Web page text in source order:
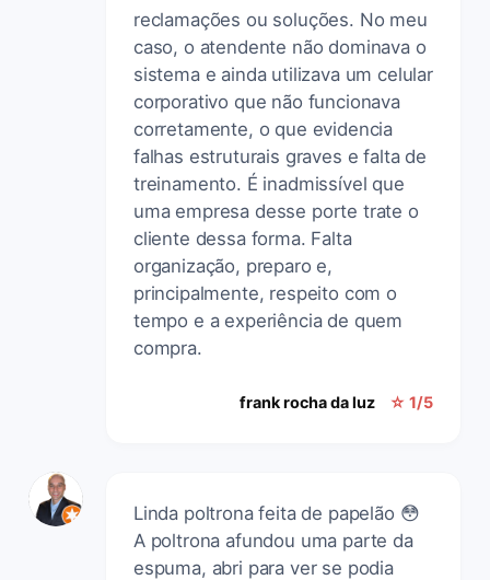
reclamações ou soluções. No meu
caso, o atendente não dominava o
sistema e ainda utilizava um celular
corporativo que não funcionava
corretamente, o que evidencia
falhas estruturais graves e falta de
treinamento. É inadmissível que
uma empresa desse porte trate o
cliente dessa forma. Falta
organização, preparo e,
principalmente, respeito com o
tempo e a experiência de quem
compra.
frank rocha da luz ☆ 1/5
Linda poltrona feita de papelão 😳
A poltrona afundou uma parte da
espuma, abri para ver se podia